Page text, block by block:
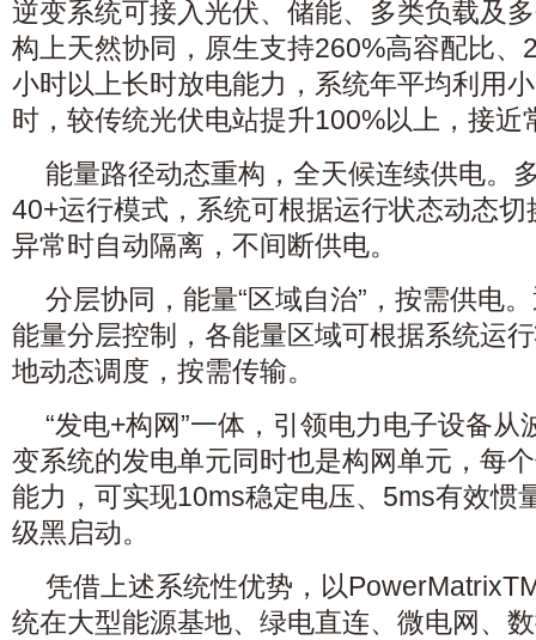
逆变系统可接入光伏、储能、多类负载及
构上天然协同，原生支持260%高容配比、
小时以上长时放电能力，系统年平均利用
时，较传统光伏电站提升100%以上，接近
能量路径动态重构，全天候连续供电。
40+运行模式，系统可根据运行状态动态
异常时自动隔离，不间断供电。
分层协同，能量“区域自治”，按需供电
能量分层控制，各能量区域可根据系统运
地动态调度，按需传输。
“发电+构网”一体，引领电力电子设备
变系统的发电单元同时也是构网单元，每
能力，可实现10ms稳定电压、5ms有效惯
级黑启动。
凭借上述系统性优势，以
统在大型能源基地、绿电直连、微电网、